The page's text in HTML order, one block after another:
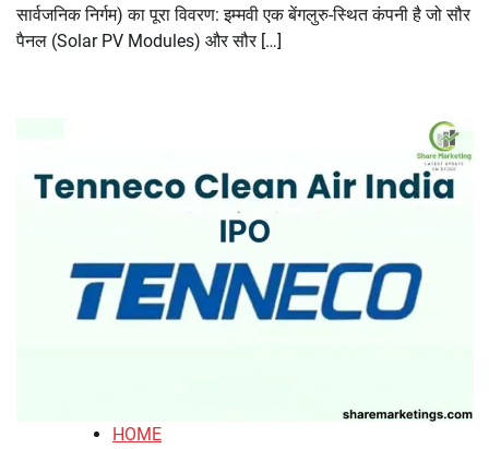
सार्वजनिक निर्गम) का पूरा विवरण: इम्मवी एक बेंगलुरु-स्थित कंपनी है जो सौर
पैनल (Solar PV Modules) और सौर […]
HOME